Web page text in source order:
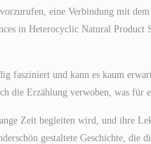
eine Verbindung mit
in Heterocyclic Natural
fasziniert und kann es kaum
die Erzählung verwoben, was für
Zeit begleiten wird, und ihre
gestaltete Geschichte,